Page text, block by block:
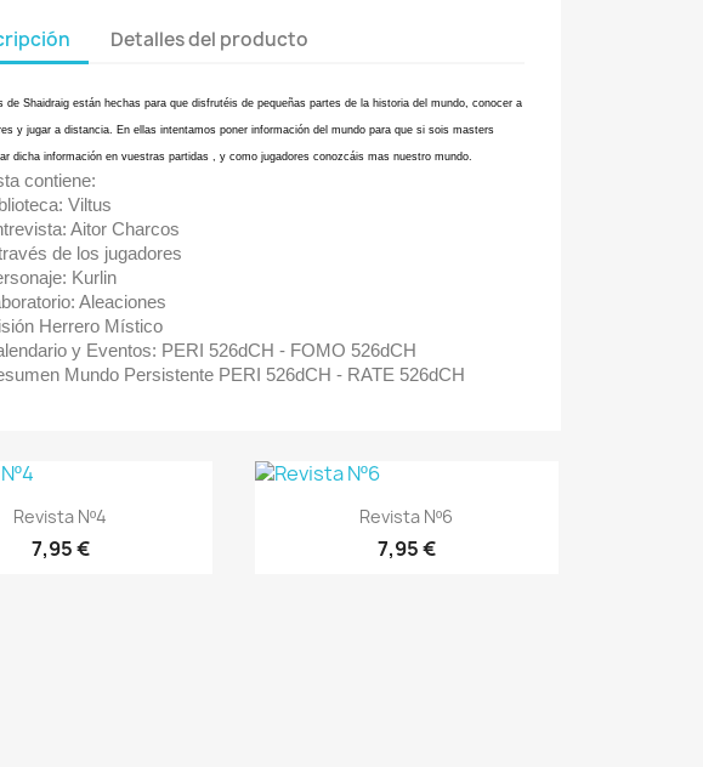
Detalles del producto
de Shaidraig están hechas para que disfrutéis de pequeñas partes de la historia del mundo, conocer a
y jugar a distancia. En ellas intentamos poner información del mundo para que si sois masters
dicha información en vuestras partidas , y como jugadores conozcáis mas nuestro mundo.
contiene:
Viltus
Aitor Charcos
de los jugadores
Kurlin
Aleaciones
Herrero Místico
y Eventos: PERI 526dCH - FOMO 526dCH
Mundo Persistente PERI 526dCH - RATE 526dCH
Vista rápida
Revista Nº4
7,95 €
Vista rápida
Revista Nº6
7,95 €